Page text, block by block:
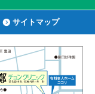
サイトマップ